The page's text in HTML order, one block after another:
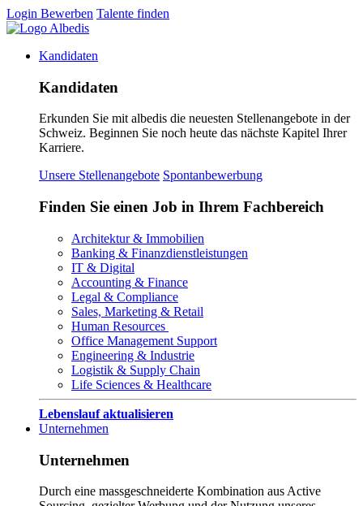
Login Bewerben Talente finden
Kandidaten
Kandidaten
Erkunden Sie mit albedis die neuesten Stellenangebote in der
Schweiz. Beginnen Sie noch heute das nächste Kapitel Ihrer
Karriere.
Unsere Stellenangebote Spontanbewerbung
Finden Sie einen Job in Ihrem Fachbereich
Architektur & Immobilien
Banking & Finanzdienstleistungen
IT & Digital
Accounting & Finance
Legal & Compliance
Sales, Marketing & Retail
Human Resources
Office Management Support
Engineering & Industrie
Logistik & Supply Chain
Life Sciences & Healthcare
Lebenslauf aktualisieren
Unternehmen
Unternehmen
Durch eine massgeschneiderte Kombination aus Active